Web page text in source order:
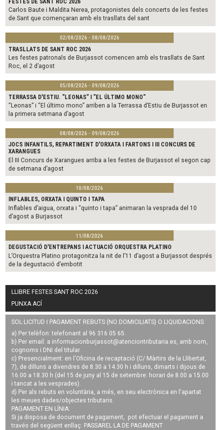
FESTES DE SANT ROC 2026
Carlos Baute i Maldita Nerea, protagonistes dels concerts de les festes
de Sant que començaran amb els trasllats del sant
02/08/2026 - 08/08/2026
TRASLLATS DE SANT ROC 2026
Les festes patronals de Burjassot comencen amb els trasllats de Sant
Roc, el 2 d’agost
05/08/2026 - 09/08/2026
TERRASSA D'ESTIU. "LEONAS" I "EL ÚLTIMO MONO"
“Leonas” i “El último mono” arriben a la Terrassa d’Estiu de Burjassot en
la primera setmana d’agost
08/08/2026 - 09/08/2026
JOCS INFANTILS, REPARTIMENT D'ORXATA I FARTONS I III CONCURS DE
XARANGUES
El III Concurs de Xarangues arriba a les festes de Burjassot el segon cap
de setmana d’agost
10/08/2026
INFLABLES, ORXATA I QUINTO I TAPA
Inflables d’aigua, orxata i “quinto i tapa” animaran la vesprada del 10
d’agost a Burjassot
11/08/2026
DEGUSTACIÓ D'ENTREPANS I ACTUACIÓ ORQUESTRA PLATINO
L’Orquestra Platino protagonitza la nit de l’11 d’agost a Burjassot després
de la degustació d’embotit
LLIBRE FESTES SANT ROC 2026
PUNXA ACÍ
SOL·LICITUD I PAGAMENT REBUTS (NO DOMICILIATS) O LIQUIDACIONS
a) Per telèfon: telefonant al 96 316 05 65.
b) Per email: a informacionburjassot@atenciontributaria.es, amb nom,
cognoms i DNI del titular.
c) Presencialment: en l'Oficina de recaptació (C/ Màrtirs de la Llibertat,
7), de dilluns a divendres de 8.30 a 14.30 h i dilluns, dimarts i dijous de
16.00 a 18.30 h (del 15 de juny al 15 de setembre: horari de 8.00 a 15.00
i tancat a les vesprades).
d) Per als rebuts en voluntària, a més, en seu electrònica en l'apartat
les meues dades/objectes tributaris.
PAGAMENT EN LÍNIA:
Si ja disposa de document de pagament, pot efectuar el pagament a
través del següent enllaç: PASSAREL·LA DE PAGAMENT